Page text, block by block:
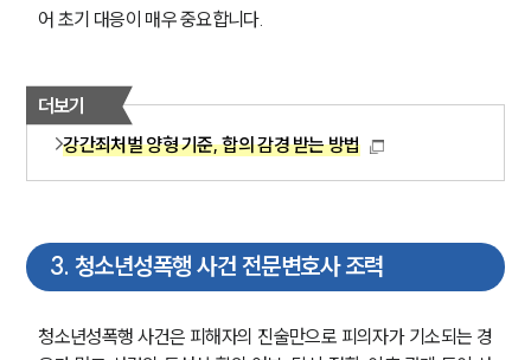
어 초기 대응이 매우 중요합니다.
더보기
강간죄처벌 양형 기준, 합의 감경 받는 방법
3. 청소년성폭행 사건 전문변호사 조력
청소년성폭행 사건은 피해자의 진술만으로 피의자가 기소되는 경